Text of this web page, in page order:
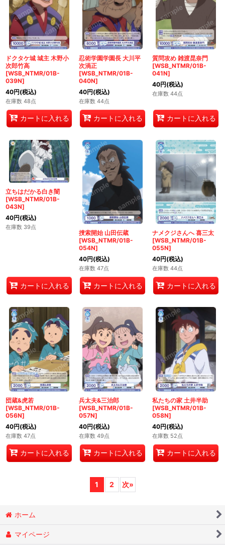
ドクタケ城 城主 木野小
次郎竹高
[WSB_NTMR/01B-
039N]
40円(税込)
在庫数 48点
カートに入れる
忍術学園学園長 大川平
次渦正
[WSB_NTMR/01B-
040N]
40円(税込)
在庫数 44点
カートに入れる
質問攻め 雑渡昆奈門
[WSB_NTMR/01B-
041N]
40円(税込)
在庫数 44点
カートに入れる
立ちはだかる白き闇
[WSB_NTMR/01B-
043N]
40円(税込)
在庫数 39点
カートに入れる
捜索開始 山田伝蔵
[WSB_NTMR/01B-
054N]
40円(税込)
在庫数 47点
カートに入れる
ナメクジさんへ 喜三太
[WSB_NTMR/01B-
055N]
40円(税込)
在庫数 44点
カートに入れる
団蔵&虎若
[WSB_NTMR/01B-
056N]
40円(税込)
在庫数 47点
カートに入れる
兵太夫&三治郎
[WSB_NTMR/01B-
057N]
40円(税込)
在庫数 49点
カートに入れる
私たちの家 土井半助
[WSB_NTMR/01B-
058N]
40円(税込)
在庫数 52点
カートに入れる
1 2 次»
ホーム
マイページ